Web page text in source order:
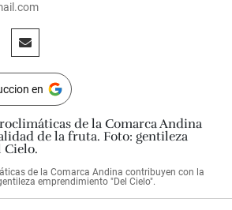
en
de la Comarca Andina contribuyen con la
emprendimiento "Del Cielo".